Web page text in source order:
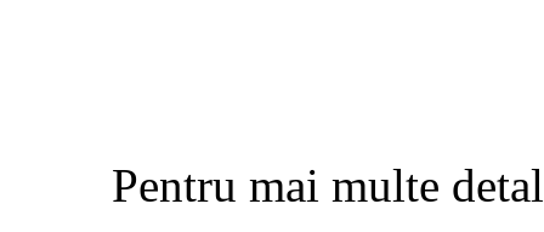
Pentru mai multe